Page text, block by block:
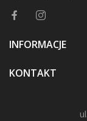
INFORMACJE
KONTAKT